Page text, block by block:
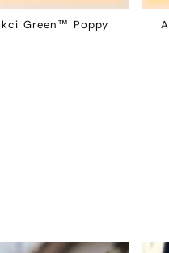
Green™ Poppy